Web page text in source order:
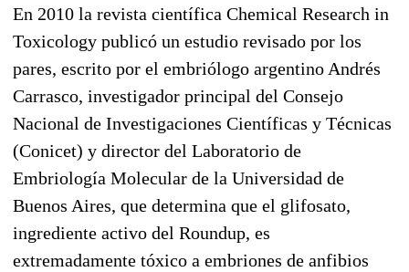
En 2010 la revista científica Chemical Research in
Toxicology publicó un estudio revisado por los
pares, escrito por el embriólogo argentino Andrés
Carrasco, investigador principal del Consejo
Nacional de Investigaciones Científicas y Técnicas
(Conicet) y director del Laboratorio de
Embriología Molecular de la Universidad de
Buenos Aires, que determina que el glifosato,
ingrediente activo del Roundup, es
extremadamente tóxico a embriones de anfibios